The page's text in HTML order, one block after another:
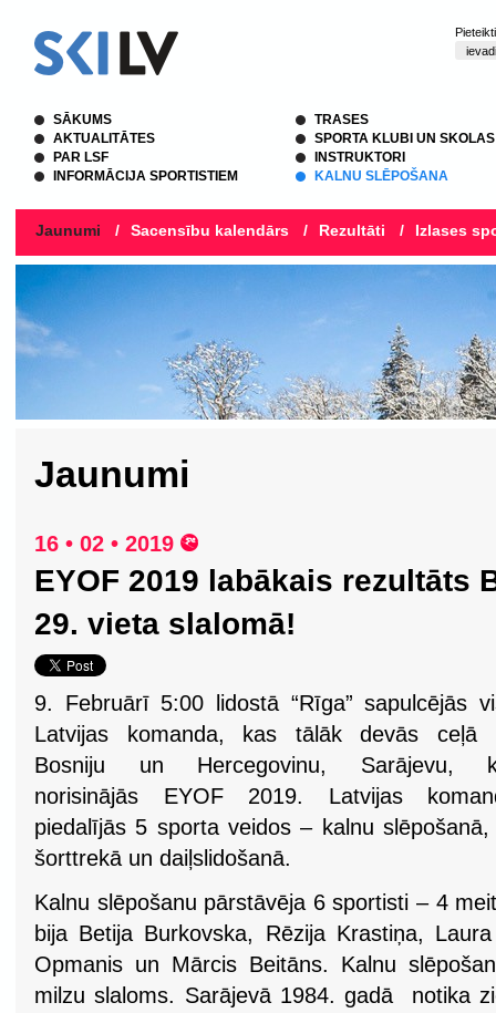
SĀKUMS
AKTUALITĀTES
PAR LSF
INFORMĀCIJA SPORTISTIEM
TRASES
SPORTA KLUBI UN SKOLAS
INSTRUKTORI
KALNU SLĒPOŠANA
Jaunumi / Sacensību kalendārs / Rezultāti / Izlases
Jaunumi
16 • 02 • 2019
EYOF 2019 labākais rezultāts
29. vieta slalomā!
9. Februārī 5:00 lidostā “Rīga” sapulcējās
Latvijas komanda, kas tālāk devās ceļā
Bosniju un Hercegovinu, Sarājevu,
norisinājās EYOF 2019. Latvijas
piedalījās 5 sporta veidos – kalnu
šorttrekā un daiļslidošanā.
Kalnu slēpošanu pārstāvēja 6 sportisti – 4
bija Betija Burkovska, Rēzija Krastiņa,
Opmanis un Mārcis Beitāns. Kalnu
milzu slaloms. Sarājevā 1984. gadā notika